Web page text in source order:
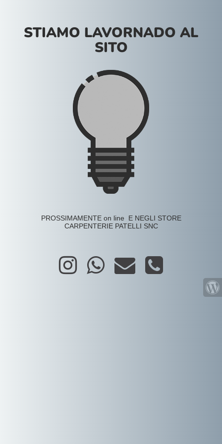
STIAMO LAVORNADO AL
SITO
PROSSIMAMENTE on line E NEGLI STORE
CARPENTERIE PATELLI SNC